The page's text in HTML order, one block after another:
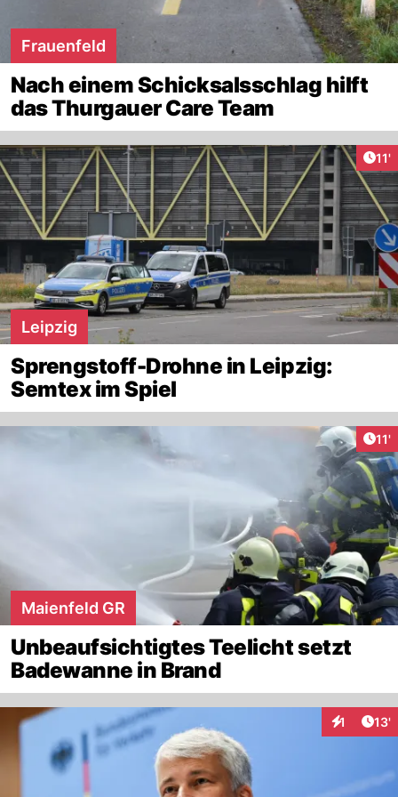
Frauenfeld
Nach einem Schicksalsschlag hilft
das Thurgauer Care Team
11'
Leipzig
Sprengstoff-Drohne in Leipzig:
Semtex im Spiel
11'
Maienfeld GR
Unbeaufsichtigtes Teelicht setzt
Badewanne in Brand
1 13'